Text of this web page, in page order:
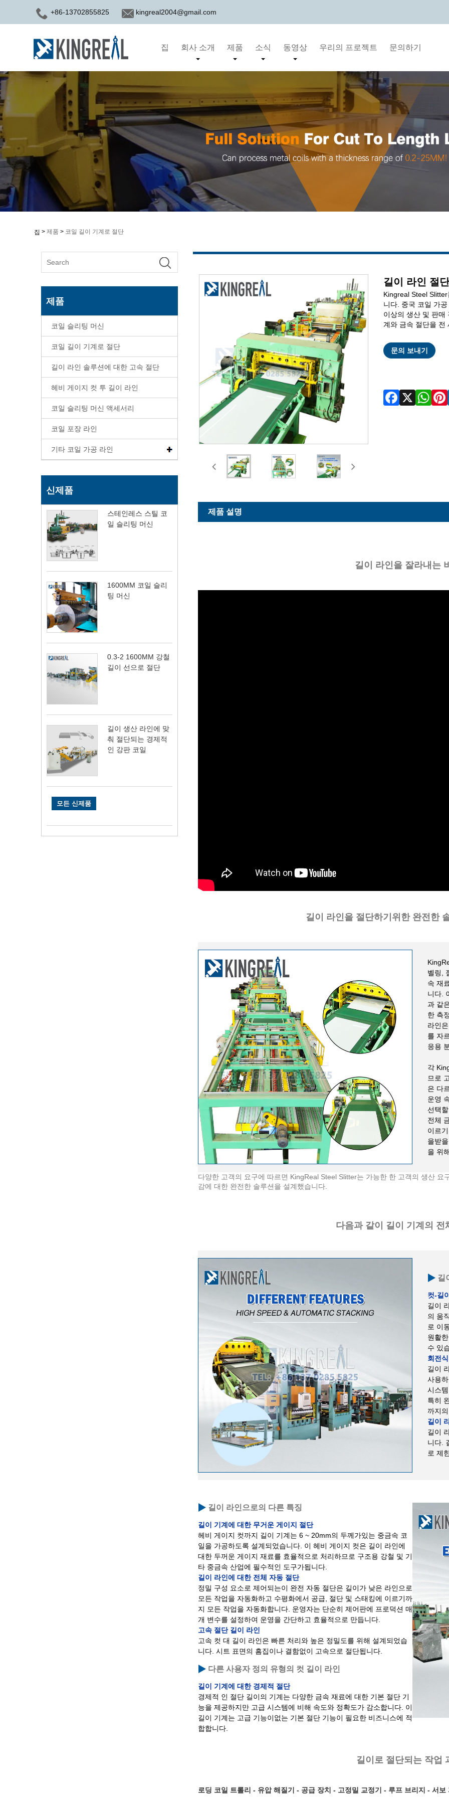
+86-13702855825 kingreal2004@gmail.com
집 회사 소개 제품 소식 동영상 우리의 프로젝트 문의하기
집 > 제품 > 코일 길이 기계로 절단
제품
코일 슬리팅 머신
코일 길이 기계로 절단
길이 라인 솔루션에 대한 고속 절단
헤비 게이지 컷 투 길이 라인
코일 슬리팅 머신 액세서리
코일 포장 라인
기타 코일 가공 라인
신제품
스테인레스 스틸 코
일 슬리팅 머신
1600MM 코일 슬리
팅 머신
0.3-2 1600MM 강철
길이 선으로 절단
길이 생산 라인에 맞
춰 절단되는 경제적
인 강판 코일
모든 신제품
길이 라인 절
Kingreal Steel
니다. 중국 코일 가
이상의 생산 및 판매
계와 금속 절단을 전
문의 보내기
제품 설명
길이 라인을 잘라내는
길이 라인을 절단하기위한 완전한
벨링,
속 재
니다.
과 같
한 측
라인
를 자
응용
각
므로
은 다
운영
선택
전체
이르
을받
을 위
다양한 고객의 요구에 따르면 KingReal Steel Slitter는 가능한 한 고객의 생산
감에 대한 완전한 솔루션을 설계했습니다.
다음과 같이 길이 기계의 전
길
컷-길
길이
의 움
로 이
원활
수 있
회전
길이
사용
시스
특히
까지
길이
길이
니다.
로 제
길이 라인으로의 다른 특징
길이 기계에 대한 무거운 게이지 절단
헤비 게이지 컷까지 길이 기계는 6 ~ 20mm의 두께가있는 중금속 코
일을 가공하도록 설계되었습니다. 이 헤비 게이지 컷은 길이 라인에
대한 두꺼운 게이지 재료를 효율적으로 처리하므로 구조용 강철 및 기
타 중금속 산업에 필수적인 도구가됩니다.
길이 라인에 대한 전체 자동 절단
정밀 구성 요소로 제어되는이 완전 자동 절단은 길이가 낮은 라인으로
모든 작업을 자동화하고 수평화에서 공급, 절단 및 스태킹에 이르기까
지 모든 작업을 자동화합니다. 운영자는 단순히 제어판에 프로덕션 매
개 변수를 설정하여 운영을 간단하고 효율적으로 만듭니다.
고속 절단 길이 라인
고속 컷 대 길이 라인은 빠른 처리와 높은 정밀도를 위해 설계되었습
니다. 시트 표면의 흠집이나 결함없이 고속으로 절단됩니다.
다른 사용자 정의 유형의 컷 길이 라인
길이 기계에 대한 경제적 절단
경제적 인 절단 길이의 기계는 다양한 금속 재료에 대한 기본 절단 기
능을 제공하지만 고급 시스템에 비해 속도와 정확도가 감소합니다. 이
길이 기계는 고급 기능이없는 기본 절단 기능이 필요한 비즈니스에 적
합합니다.
길이로 절단되는 작업
로딩 코일 트롤리 - 유압 해질기 - 공급 장치 - 고정밀 교정기 - 루프 브리지 - 서